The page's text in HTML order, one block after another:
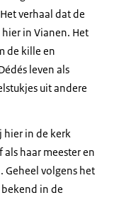
verhaal dat de
in Vianen. Het
de kille en
leven als
uit andere
hier in de kerk
haar meester en
Geheel volgens het
in de